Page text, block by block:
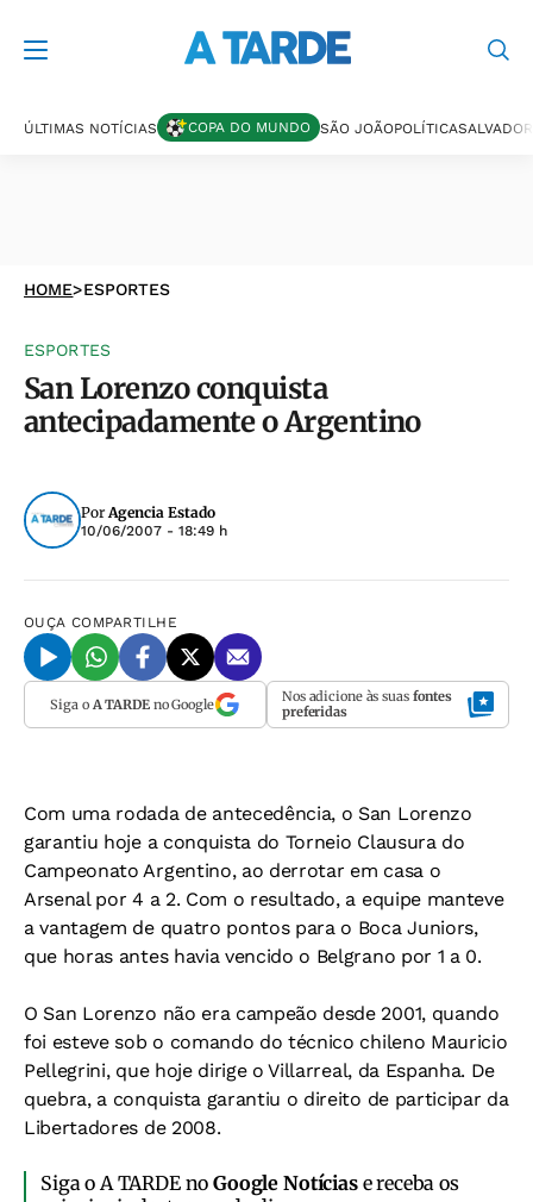
ÚLTIMAS NOTÍCIAS COPA DO MUNDO SÃO JOÃOPOLÍTICASALVADOR
HOME>ESPORTES
ESPORTES
San Lorenzo conquista
antecipadamente o Argentino
PorAgencia Estado
10/06/2007 - 18:49 h
OUÇA COMPARTILHE
Siga o A TARDEno Google Nos adicione às suas fontes
preferidas
Com uma rodada de antecedência, o San Lorenzo
garantiu hoje a conquista do Torneio Clausura do
Campeonato Argentino, ao derrotar em casa o
Arsenal por 4 a 2. Com o resultado, a equipe manteve
a vantagem de quatro pontos para o Boca Juniors,
que horas antes havia vencido o Belgrano por 1 a 0.
O San Lorenzo não era campeão desde 2001, quando
foi esteve sob o comando do técnico chileno Mauricio
Pellegrini, que hoje dirige o Villarreal, da Espanha. De
quebra, a conquista garantiu o direito de participar da
Libertadores de 2008.
Siga o A TARDE noGoogle Notíciase receba os